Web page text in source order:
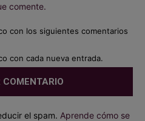
comente.
con los siguientes comentarios
con cada nueva entrada.
el spam. Aprende cómo se